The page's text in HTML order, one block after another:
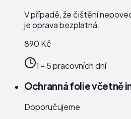
V případě, že čištění
je oprava bezplatná.
890 Kč
1 - 5 pracovních dní
Ochranná folie včetně
Doporučujeme